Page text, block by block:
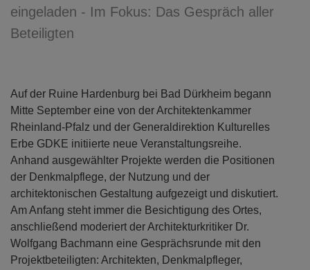
eingeladen - Im Fokus: Das Gespräch aller
Beteiligten
Auf der Ruine Hardenburg bei Bad Dürkheim begann
Mitte September eine von der Architektenkammer
Rheinland-Pfalz und der Generaldirektion Kulturelles
Erbe GDKE initiierte neue Veranstaltungsreihe.
Anhand ausgewählter Projekte werden die Positionen
der Denkmalpflege, der Nutzung und der
architektonischen Gestaltung aufgezeigt und diskutiert.
Am Anfang steht immer die Besichtigung des Ortes,
anschließend moderiert der Architekturkritiker Dr.
Wolfgang Bachmann eine Gesprächsrunde mit den
Projektbeteiligten: Architekten, Denkmalpfleger,